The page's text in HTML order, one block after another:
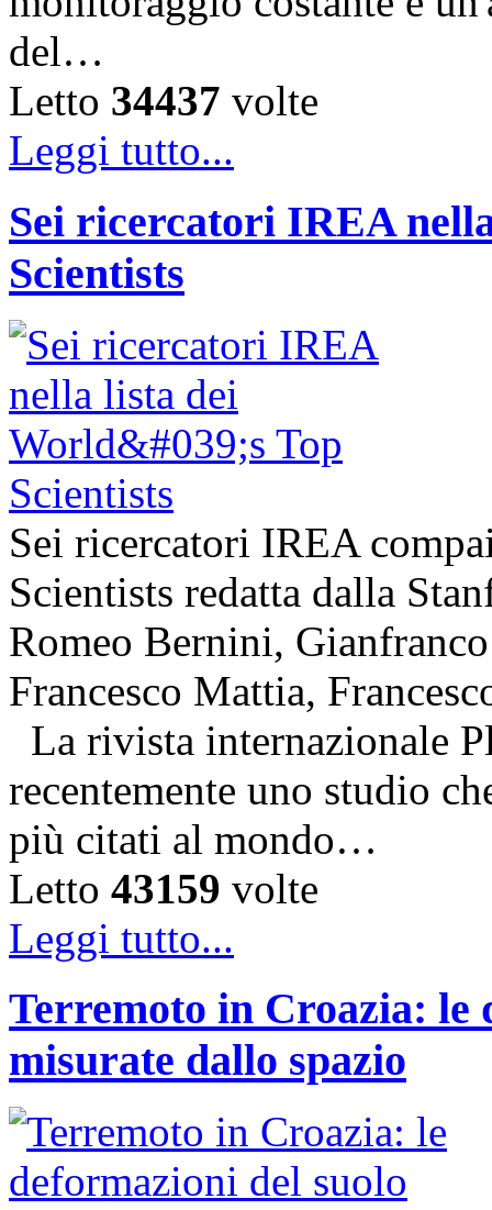
del…
Letto 34437 volte
Leggi tutto...
Sei ricercatori IREA
Scientists
Sei ricercatori IREA
Scientists redatta dalla
Romeo Bernini,
Francesco Mattia,
La rivista internazionale
recentemente uno studio
più citati al mondo…
Letto 43159 volte
Leggi tutto...
Terremoto in Croazia: le
misurate dallo spazio